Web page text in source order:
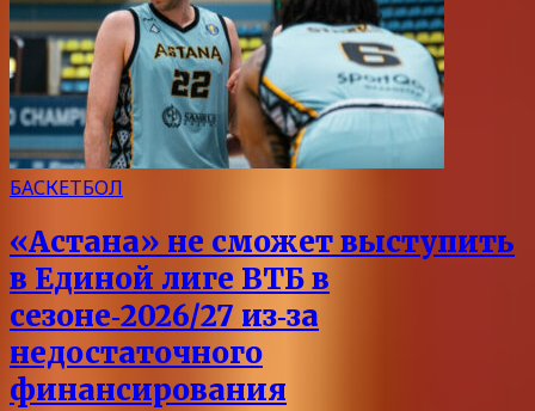
БАСКЕТБОЛ
«Астана» не сможет выступить
в Единой лиге ВТБ в
сезоне‑2026/27 из‑за
недостаточного
финансирования